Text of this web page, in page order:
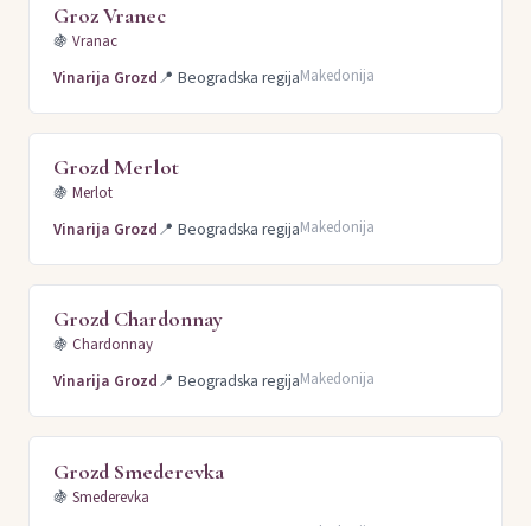
Groz Vranec
🍇 Vranac
Vinarija Grozd📍 Beogradska regijaMakedonija
Grozd Merlot
🍇 Merlot
Vinarija Grozd📍 Beogradska regijaMakedonija
Grozd Chardonnay
🍇 Chardonnay
Vinarija Grozd📍 Beogradska regijaMakedonija
Grozd Smederevka
🍇 Smederevka